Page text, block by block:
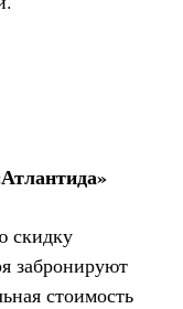
скидку
забронируют
стоимость